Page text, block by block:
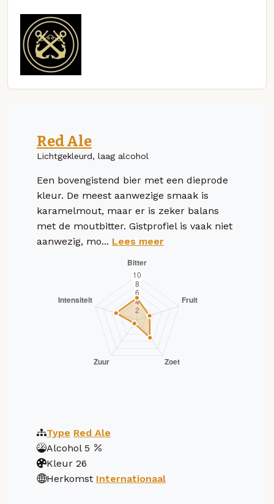
Red Ale
Lichtgekleurd, laag alcohol
Een bovengistend bier met een dieprode
kleur. De meest aanwezige smaak is
karamelmout, maar er is zeker balans
met de moutbitter. Gistprofiel is vaak niet
aanwezig, mo... Lees meer
Type Red Ale
Alcohol 5
Kleur 26
Herkomst Internationaal